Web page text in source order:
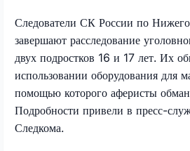
Следователи СК России по
завершают расследование
двух подростков 16 и 17 лет. Их
использовании оборудования для
помощью которого аферисты
Подробности привели в пресс-
Следкома.